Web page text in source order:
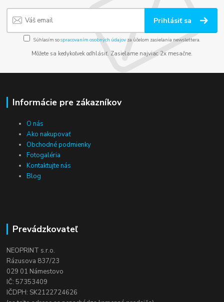
Prihlásiť sa
Súhlasím sospracovaním osobných údajov za účelom zasielania newslettera.
Môžete sa kedykoľvek odhlásiť. Zasielame najviac 2x mesačne.
Informácie pre zákazníkov
O nás
Ako nakupovať
Obchodné podmienky
Fotogaléria
Kontaktujte nás
Blog
Prevádzkovateľ
NEOPRINT s.r.o.
Rázusova 837/23
029 01 Námestovo
IČ: 57353409
IČDPH: SK2122724626